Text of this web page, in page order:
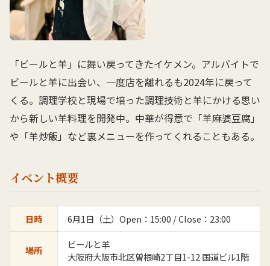
「ビールと羊」に舞い戻ってきたイケメン。アルバイトで
ビールと羊に出会い、一度店を離れるも2024年に戻って
くる。調理学校と現場で培った調理技術と羊にかける思い
から新しい羊料理を開発中。中華が得意で「羊麻婆豆腐」
や「羊炒飯」など裏メニューを作ってくれることもある。
イベント概要
日時 6月1日（土）Open：15:00 / Close：23:00
場所
ビールと羊
大阪府大阪市北区曽根崎2丁目1-12 国道ビル1階